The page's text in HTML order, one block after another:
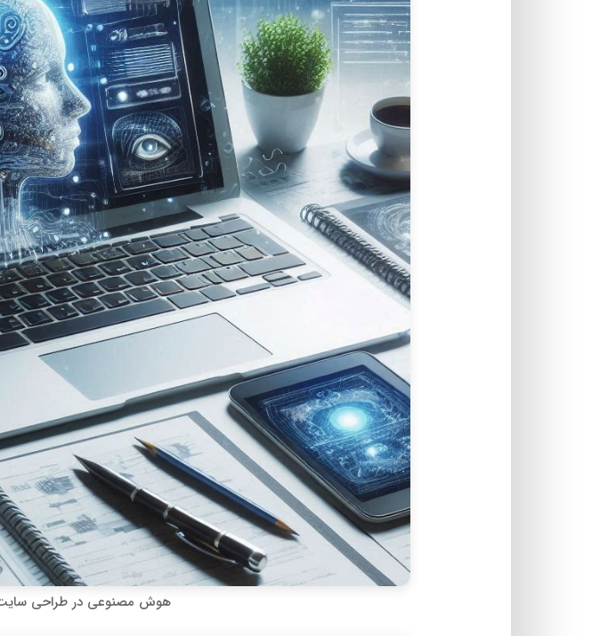
هوش مصنوعی در طراحی سایت: